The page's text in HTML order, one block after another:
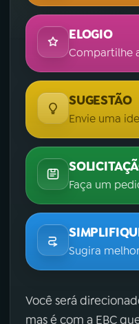
ELOGIO
Compartilhe
SUGESTÃO
Envie uma
Faça um
Sugira
Você será
mas é com a EBC